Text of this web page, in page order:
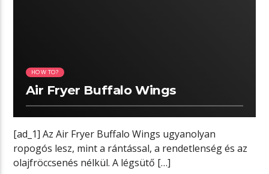
HOW TO?
Air Fryer Buffalo Wings
[ad_1] Az Air Fryer Buffalo Wings ugyanolyan
ropogós lesz, mint a rántással, a rendetlenség és az
olajfröccsenés nélkül. A légsütő […]